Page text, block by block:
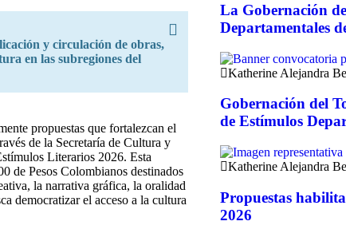
y circulación de obras,
en las subregiones del
propuestas que fortalezcan el
de la Secretaría de Cultura y
Literarios 2026. Esta
de Pesos Colombianos destinados
la narrativa gráfica, la oralidad
democratizar el acceso a la cultura
La Gobernación
Departamentales
Katherine Alejandra
Gobernación del
de Estímulos
Katherine Alejandra
Propuestas
2026